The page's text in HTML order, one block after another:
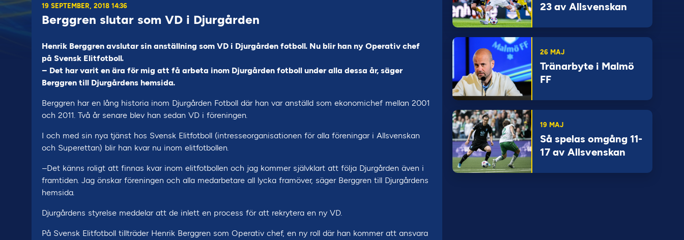
19 SEPTEMBER, 2018 14:36
Berggren slutar som VD i Djurgården
Henrik Berggren avslutar sin anställning som VD i Djurgården fotboll. Nu blir han ny Operativ chef
på Svensk Elitfotboll.
– Det har varit en ära för mig att få arbeta inom Djurgården fotboll under alla dessa år, säger
Berggren till Djurgårdens hemsida.
Berggren har en lång historia inom Djurgården Fotboll där han var anställd som ekonomichef mellan 2001
och 2011. Två år senare blev han sedan VD i föreningen.
I och med sin nya tjänst hos Svensk Elitfotboll (intresseorganisationen för alla föreningar i Allsvenskan
och Superettan) blir han kvar nu inom elitfotbollen.
–Det känns roligt att finnas kvar inom elitfotbollen och jag kommer självklart att följa Djurgården även i
framtiden. Jag önskar föreningen och alla medarbetare all lycka framöver, säger Berggren till Djurgårdens
hemsida.
Djurgårdens styrelse meddelar att de inlett en process för att rekrytera en ny VD.
På Svensk Elitfotboll tillträder Henrik Berggren som Operativ chef, en ny roll där han kommer att ansvara
23 av Allsvenskan
26 MAJ
Tränarbyte i Malmö
FF
19 MAJ
Så spelas omgång 11-
17 av Allsvenskan